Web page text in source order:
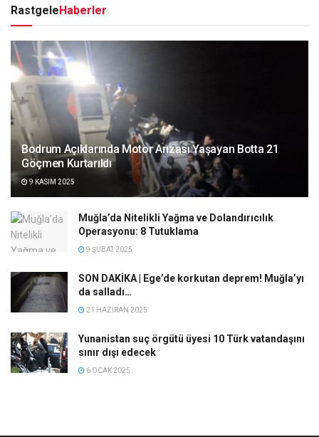
RastgeleHaberler
Bodrum Açıklarında Motor Arızası Yaşayan Botta 21
Göçmen Kurtarıldı
9 KASIM 2025
Muğla’da Nitelikli Yağma ve Dolandırıcılık
Operasyonu: 8 Tutuklama
9 ŞUBAT 2025
SON DAKİKA | Ege’de korkutan deprem! Muğla’yı
da salladı…
21 HAZIRAN 2025
Yunanistan suç örgütü üyesi 10 Türk vatandaşını
sınır dışı edecek
6 OCAK 2025